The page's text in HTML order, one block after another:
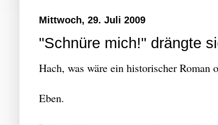
Mittwoch, 29. Juli 2009
"Schnüre mich!" drängte
Hach, was wäre ein historischer Roman
Eben.